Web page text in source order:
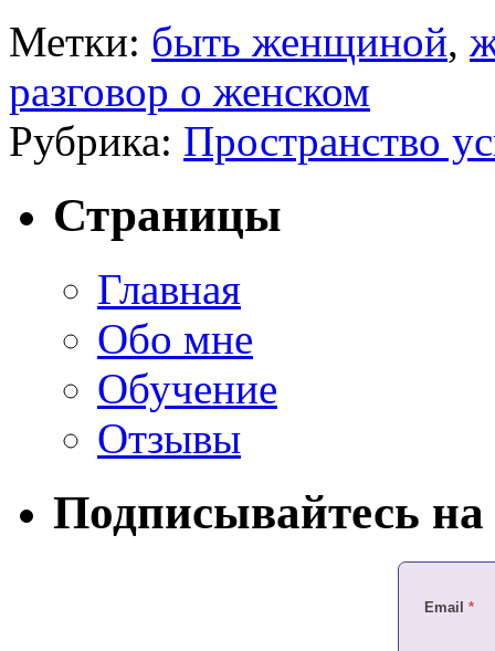
Метки: быть женщиной,
разговор о женском
Рубрика: Пространство
Страницы
Главная
Обо мне
Обучение
Отзывы
Подписывайтесь
Email *